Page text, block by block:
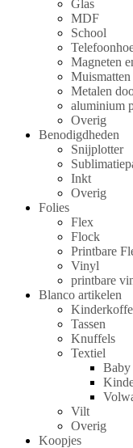
Glas
MDF
School
Magneten
Muismatten
Metalen
aluminium
Overig
Benodigdheden
Snijplotter
Inkt
Overig
Folies
Flex
Flock
Printbare
Vinyl
printbare
Blanco artikelen
Tassen
Knuffels
Textiel
Baby
Vilt
Overig
Koopjes